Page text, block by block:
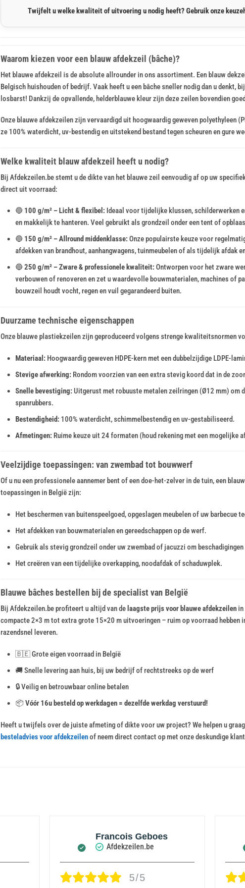
Twijfelt u welke kwaliteit of uitvoering u nodig heeft? Gebruik onze
Waarom kiezen voor een blauw afdekzeil (bâche)?
Het blauwe afdekzeil is de absolute allrounder in ons assortiment. Een blauw
Belgisch huishouden of bedrijf. Vaak heeft u een bâche sneller nodig dan u denkt,
losbarst! Dankzij de opvallende, helderblauwe kleur zijn deze zeilen bovendien
Onze blauwe afdekzeilen zijn vervaardigd uit hoogwaardig geweven polyethyleen
ze 100% waterdicht, uv-bestendig en uitstekend bestand tegen scheuren en gure
Welke kwaliteit blauw afdekzeil heeft u nodig?
Bij Afdekzeilen.be stemt u de dikte van het blauwe zeil eenvoudig af op uw
direct uit voorraad:
🔵 100 g/m² – Licht & flexibel: Ideaal voor tijdelijke klussen, schilderwerken
en makkelijk te hanteren. Veel gebruikt als grondzeil onder een tent of
🔵 150 g/m² – Allround middenklasse:Onze populairste keuze voor
afdekken van brandhout, aanhangwagens, tuinmeubelen of als tijdelijk afdak
🔵 250 g/m² – Zware & professionele kwaliteit:Ontworpen voor het zware
verbouwen of renoveren en zet u waardevolle bouwmaterialen, machines of
bouwzeil houdt vocht, regen en vuil gegarandeerd buiten.
Duurzame technische eigenschappen
Onze blauwe plastiekzeilen zijn geproduceerd volgens strenge kwaliteitsnormen
Materiaal: Hoogwaardig geweven HDPE-kern met een dubbelzijdige LDPE-
Stevige afwerking: Rondom voorzien van een extra stevig koord dat in de
Snelle bevestiging:Uitgerust met robuuste metalen zeilringen (Ø12 mm) om
spanrubbers.
Bestendigheid: 100% waterdicht, schimmelbestendig en uv-gestabiliseerd.
Afmetingen: Ruime keuze uit 24 formaten (houd rekening met een mogelijke
Veelzijdige toepassingen: van zwembad tot bouwwerf
Of u nu een professionele aannemer bent of een doe-het-zelver in de tuin, een
toepassingen in België zijn:
Het beschermen van buitenspeelgoed, opgeslagen meubelen of uw barbecue
Het afdekken van bouwmaterialen en gereedschappen op de werf.
Gebruik als stevig grondzeil onder uw zwembad of jacuzzi om
Het creëren van een tijdelijke overkapping, noodafdak of schaduwplek.
Blauwe bâches bestellen bij de specialist van België
Bij Afdekzeilen.be profiteert u altijd van de laagste prijs voor blauwe afdekzeilen
compacte 2×3 m tot extra grote 15×20 m uitvoeringen – ruim op voorraad hebben
razendsnel leveren.
🇧🇪 Grote eigen voorraad in België
🚚 Snelle levering aan huis, bij uw bedrijf of rechtstreeks op de werf
🔒 Veilig en betrouwbaar online betalen
📦 Vóór 16u besteld op werkdagen = dezelfde werkdag verstuurd!
Heeft u twijfels over de juiste afmeting of dikte voor uw project? We helpen u
besteladvies voor afdekzeilenof neem direct contact op met onze deskundige
Francois Geboes
Afdekzeilen.be
5/5